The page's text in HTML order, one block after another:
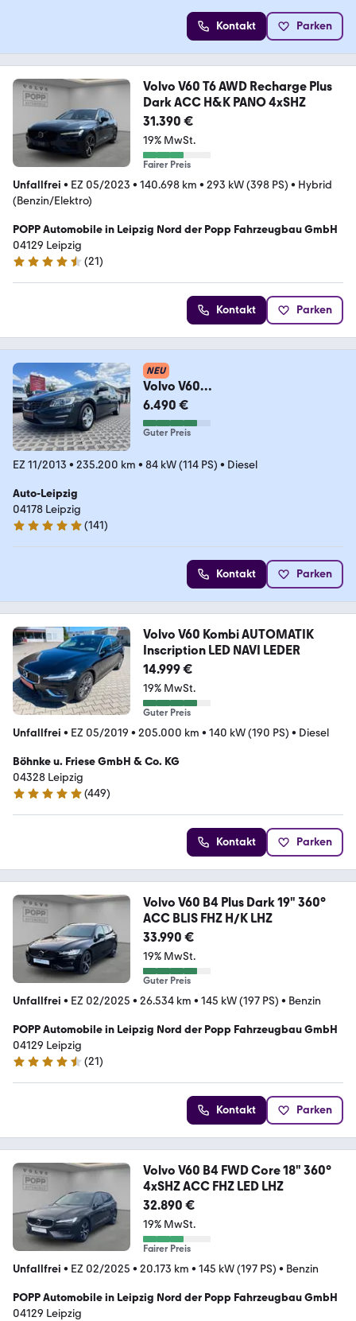
Kontakt Parken
Volvo V60 T6 AWD Recharge Plus
Dark ACC H&K PANO 4xSHZ
31.390 €
19% MwSt.
Fairer Preis
Unfallfrei • EZ 05/2023 • 140.698 km • 293 kW (398 PS) • Hybrid
(Benzin/Elektro)
POPP Automobile in Leipzig Nord der Popp Fahrzeugbau GmbH
04129 Leipzig
4.7 Sterne
(21)
Kontakt Parken
NEU
Volvo V60
D2/Kinetic/BiXenon/Navi/Klima/
Sitzhz/Tempo..
6.490 €
Guter Preis
EZ 11/2013 • 235.200 km • 84 kW (114 PS) • Diesel
Auto-Leipzig
04178 Leipzig
4.8 Sterne
(141)
Kontakt Parken
Volvo V60 Kombi AUTOMATIK
Inscription LED NAVI LEDER
14.999 €
19% MwSt.
Guter Preis
Unfallfrei • EZ 05/2019 • 205.000 km • 140 kW (190 PS) • Diesel
Böhnke u. Friese GmbH & Co. KG
04328 Leipzig
4.8 Sterne
(449)
Kontakt Parken
Volvo V60 B4 Plus Dark 19" 360°
ACC BLIS FHZ H/K LHZ
33.990 €
19% MwSt.
Guter Preis
Unfallfrei • EZ 02/2025 • 26.534 km • 145 kW (197 PS) • Benzin
POPP Automobile in Leipzig Nord der Popp Fahrzeugbau GmbH
04129 Leipzig
4.7 Sterne
(21)
Kontakt Parken
Volvo V60 B4 FWD Core 18" 360°
4xSHZ ACC FHZ LED LHZ
32.890 €
19% MwSt.
Fairer Preis
Unfallfrei • EZ 02/2025 • 20.173 km • 145 kW (197 PS) • Benzin
POPP Automobile in Leipzig Nord der Popp Fahrzeugbau GmbH
04129 Leipzig